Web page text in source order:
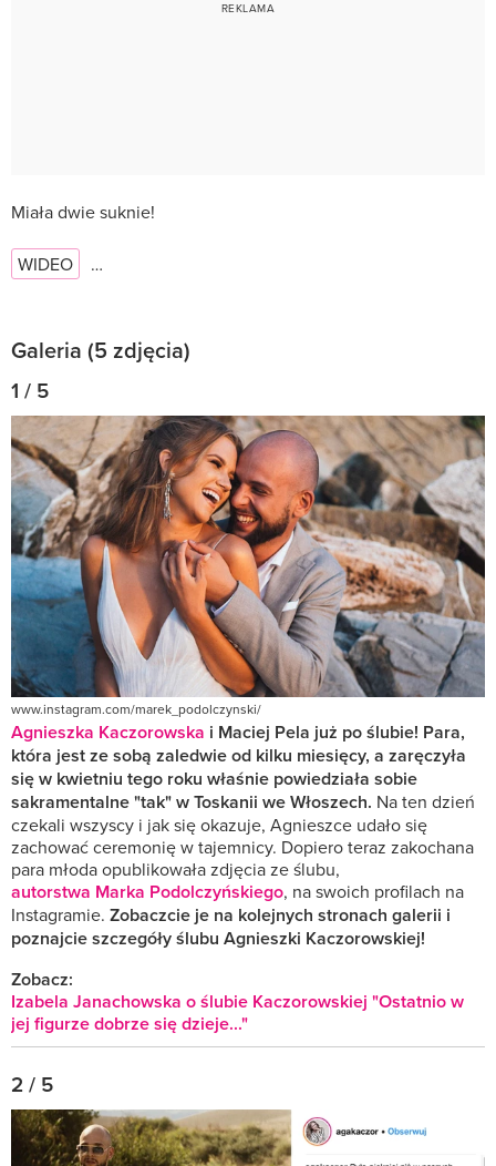
Miała dwie suknie!
WIDEO …
Galeria (5 zdjęcia)
1 / 5
www.instagram.com/marek_podolczynski/
Agnieszka Kaczorowska i Maciej Pela już po ślubie! Para,
która jest ze sobą zaledwie od kilku miesięcy, a zaręczyła
się w kwietniu tego roku właśnie powiedziała sobie
sakramentalne "tak" w Toskanii we Włoszech. Na ten dzień
czekali wszyscy i jak się okazuje, Agnieszce udało się
zachować ceremonię w tajemnicy. Dopiero teraz zakochana
para młoda opublikowała zdjęcia ze ślubu,
autorstwa Marka Podolczyńskiego, na swoich profilach na
Instagramie. Zobaczcie je na kolejnych stronach galerii i
poznajcie szczegóły ślubu Agnieszki Kaczorowskiej!
Zobacz:
Izabela Janachowska o ślubie Kaczorowskiej "Ostatnio w
jej figurze dobrze się dzieje..."
2 / 5